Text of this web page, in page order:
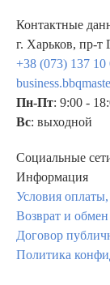
Контактные
г. Харьков, пр-т
+38 (073) 137 10
Пн-Пт: 9:00 -
Вс: выходной
Социальные
Информация
Условия
Возврат и обмен
Договор
Политика